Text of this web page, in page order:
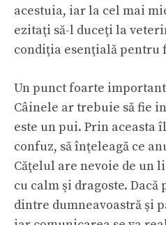
acestuia, iar la cel mai
ezitaţi să-l duceţi la
condiţia esenţială
Un punct foarte
Câinele ar trebuie să fie
este un pui. Prin aceasta
confuz, să înţeleagă ce
Căţelul are nevoie de un
cu calm şi dragoste.
dintre dumneavoastră şi